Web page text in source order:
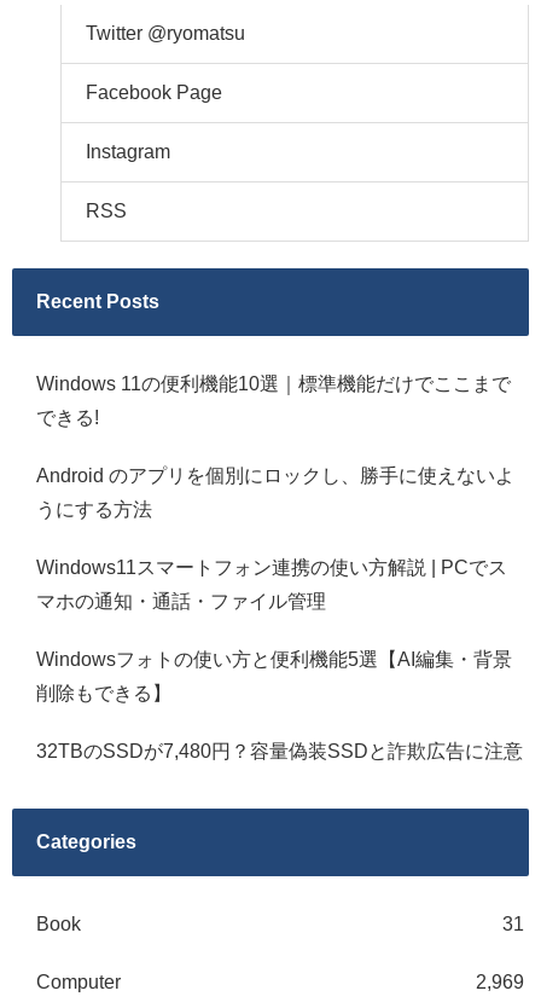
Twitter @ryomatsu
Facebook Page
Instagram
RSS
Recent Posts
Windows 11の便利機能10選｜標準機能だけでここまで
できる!
Android のアプリを個別にロックし、勝手に使えないよ
うにする方法
Windows11スマートフォン連携の使い方解説 | PCでス
マホの通知・通話・ファイル管理
Windowsフォトの使い方と便利機能5選【AI編集・背景
削除もできる】
32TBのSSDが7,480円？容量偽装SSDと詐欺広告に注意
Categories
Book 31
Computer 2,969